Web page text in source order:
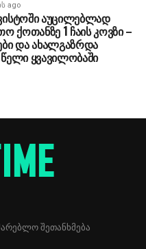
ago
აუცილებლად
ქოთანზე 1 ჩაის კოვზი –
და ახალგაზრდა
ყვავილობაში
ᲨᲔᲗᲐᲜᲮᲛᲔᲑᲐ